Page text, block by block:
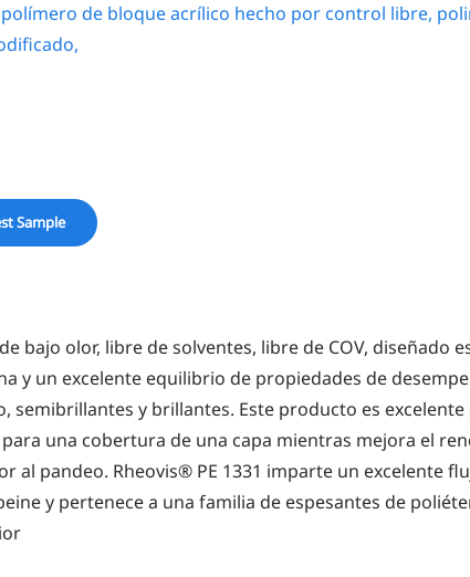
de bloque acrílico hecho por control libre,
Sample
bajo olor, libre de solventes, libre de COV, diseñado
y un excelente equilibrio de propiedades de
semibrillantes y brillantes. Este producto es
una cobertura de una capa mientras mejora el
al pandeo. Rheovis® PE 1331 imparte un excelente
y pertenece a una familia de espesantes de